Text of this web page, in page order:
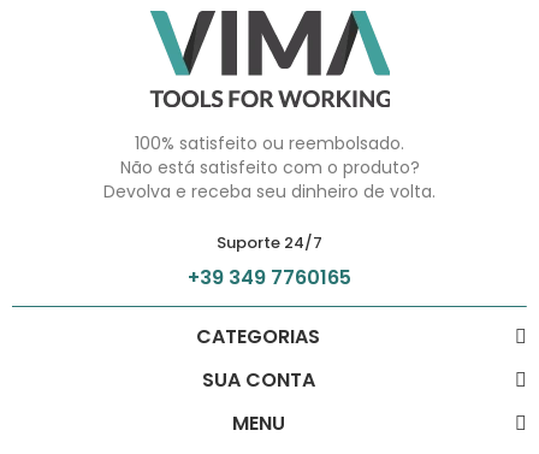
100% satisfeito ou reembolsado.
Não está satisfeito com o produto?
Devolva e receba seu dinheiro de volta.
Suporte 24/7
+39 349 7760165
CATEGORIAS
SUA CONTA
MENU